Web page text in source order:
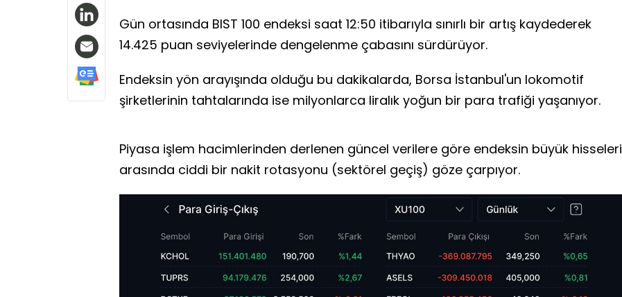
Gün ortasında BIST 100 endeksi saat 12:50 itibarıyla sınırlı bir artış kaydederek
14.425 puan seviyelerinde dengelenme çabasını sürdürüyor.
Endeksin yön arayışında olduğu bu dakikalarda, Borsa İstanbul'un lokomotif
şirketlerinin tahtalarında ise milyonlarca liralık yoğun bir para trafiği yaşanıyor.
Piyasa işlem hacimlerinden derlenen güncel verilere göre endeksin büyük hisseleri
arasında ciddi bir nakit rotasyonu (sektörel geçiş) göze çarpıyor.